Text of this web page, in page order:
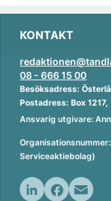
KONTAKT
08 - 666 15 00
Besöksadress:
Postadress: Box 1217,
Ansvarig utgivare:
Serviceaktiebolag)